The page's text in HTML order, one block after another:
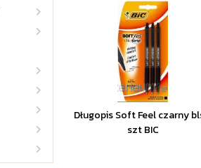
Długopis Soft Feel czarny
szt BIC